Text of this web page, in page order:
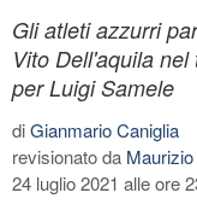
Gli atleti azzurri
Vito Dell'aquila
per Luigi Samele
diGianmario Caniglia
revisionato da
24 luglio 2021 alle ore